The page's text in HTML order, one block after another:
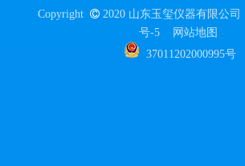
Copyright  2020 山东玉玺仪器有限公司
号-5
网站地图
37011202000995号